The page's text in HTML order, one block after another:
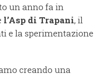
un anno fa in
l’Asp di Trapani, il
e la sperimentazione
creando una